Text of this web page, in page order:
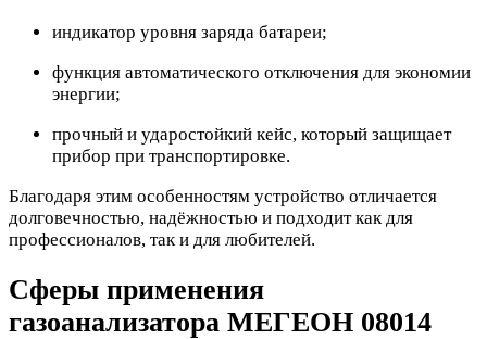
индикатор уровня заряда батареи;
функция автоматического отключения для экономии
энергии;
прочный и ударостойкий кейс, который защищает
прибор при транспортировке.
Благодаря этим особенностям устройство отличается
долговечностью, надёжностью и подходит как для
профессионалов, так и для любителей.
Сферы применения
газоанализатора МЕГЕОН 08014